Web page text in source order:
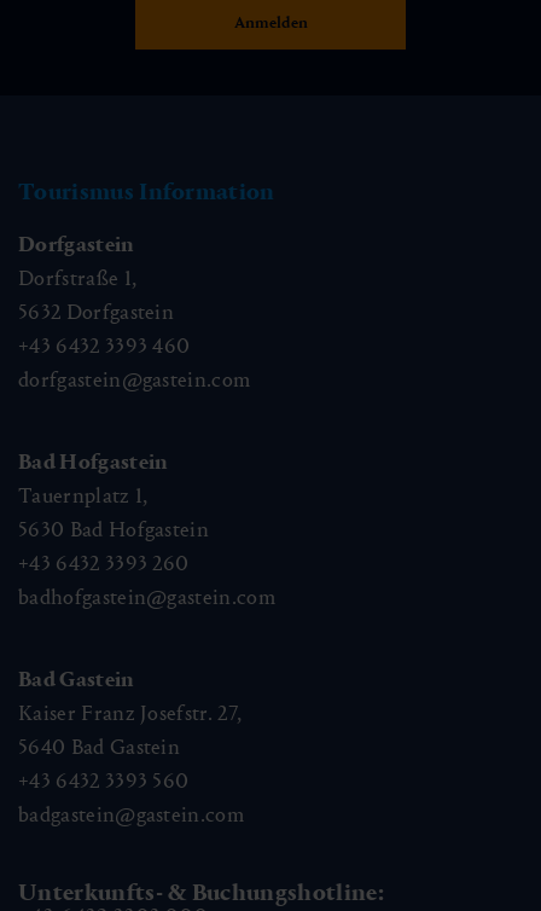
Tourismus Information
Dorfgastein
Dorfstraße 1,
5632 Dorfgastein
+43 6432 3393 460
dorfgastein@gastein.com
Bad Hofgastein
Tauernplatz 1,
5630 Bad Hofgastein
+43 6432 3393 260
badhofgastein@gastein.com
Bad Gastein
Kaiser Franz Josefstr. 27,
5640 Bad Gastein
+43 6432 3393 560
badgastein@gastein.com
Unterkunfts- & Buchungshotline: